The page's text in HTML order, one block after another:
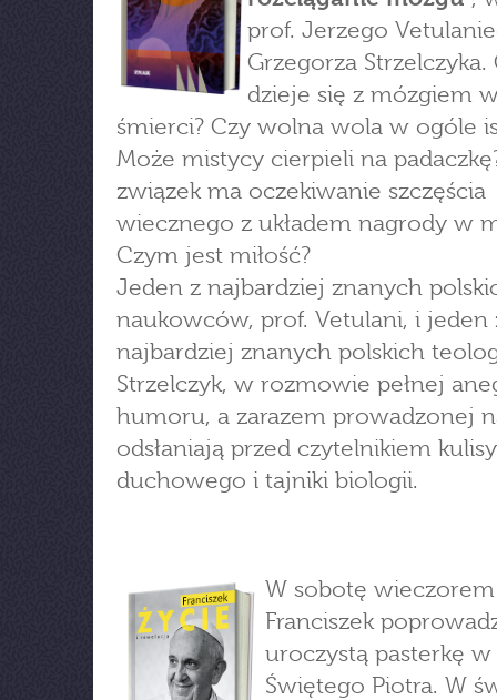
prof. Jerzego
Grzegorza Strzelczyka.
dzieje się z mózgiem
śmierci? Czy wolna wola w ogóle
Może mistycy cierpieli na
związek ma oczekiwanie szczęścia
wiecznego z układem nagrody w
Czym jest miłość?
Jeden z najbardziej znanych
naukowców, prof. Vetulani, i jeden
najbardziej znanych polskich
Strzelczyk, w rozmowie pełnej
humoru, a zarazem prowadzonej
odsłaniają przed czytelnikiem
duchowego i tajniki biologii.
W sobotę
Franciszek
uroczystą pasterkę w
Świętego Piotra. W